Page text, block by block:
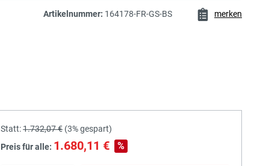
Artikelnummer: 164178-FR-GS-BS merken
Statt:1.732,07 € (3%gespart)
Preis für alle: 1.680,11 € %